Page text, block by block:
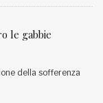
le gabbie
della sofferenza